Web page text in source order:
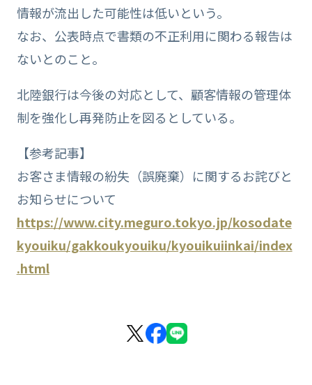
情報が流出した可能性は低いという。
なお、公表時点で書類の不正利用に関わる報告は
ないとのこと。
北陸銀行は今後の対応として、顧客情報の管理体
制を強化し再発防止を図るとしている。
【参考記事】
お客さま情報の紛失（誤廃棄）に関するお詫びと
お知らせについて
https://www.city.meguro.tokyo.jp/kosodate
kyouiku/gakkoukyouiku/kyouikuiinkai/index
.html